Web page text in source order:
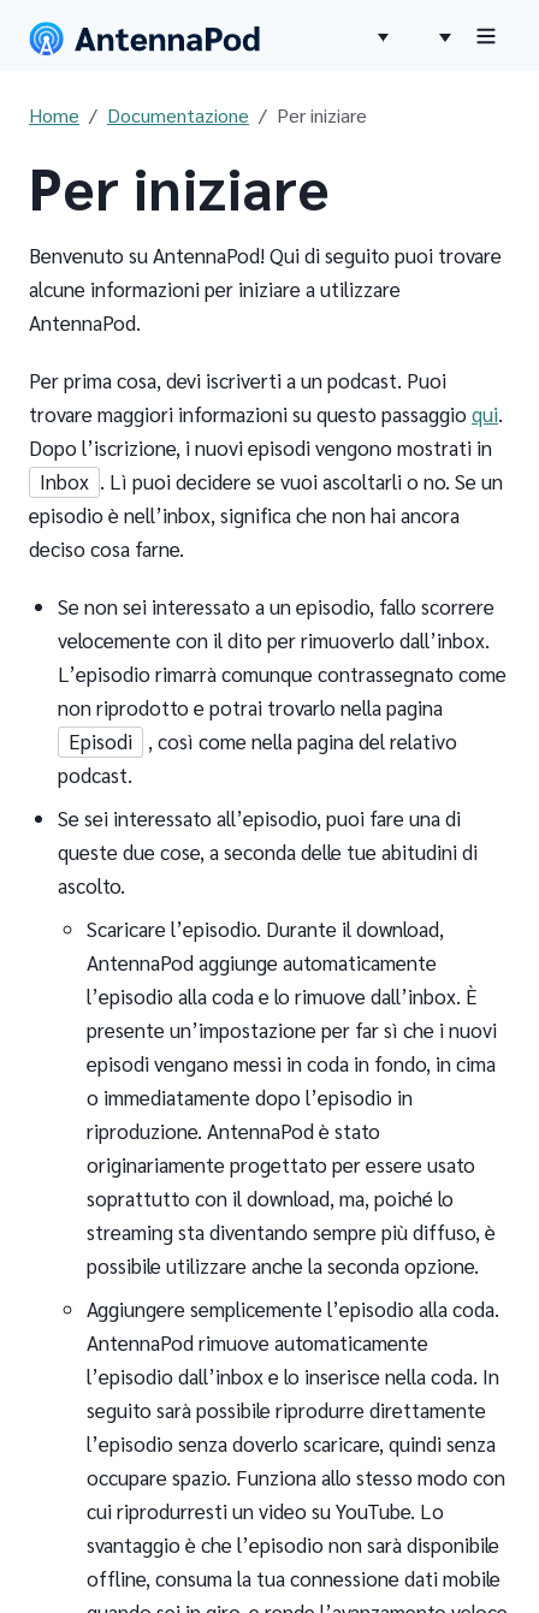
Home Documentazione Per iniziare
Per iniziare
Benvenuto su AntennaPod! Qui di seguito puoi trovare
alcune informazioni per iniziare a utilizzare
AntennaPod.
Per prima cosa, devi iscriverti a un podcast. Puoi
trovare maggiori informazioni su questo passaggioqui.
Dopo l’iscrizione, i nuovi episodi vengono mostrati in
Inbox . Lì puoi decidere se vuoi ascoltarli o no. Se un
episodio è nell’inbox, significa che non hai ancora
deciso cosa farne.
Se non sei interessato a un episodio, fallo scorrere
velocemente con il dito per rimuoverlo dall’inbox.
L’episodio rimarrà comunque contrassegnato come
non riprodotto e potrai trovarlo nella pagina
Episodi
, così come nella pagina del relativo
podcast.
Se sei interessato all’episodio, puoi fare una di
queste due cose, a seconda delle tue abitudini di
ascolto.
Scaricare l’episodio. Durante il download,
AntennaPod aggiunge automaticamente
l’episodio alla coda e lo rimuove dall’inbox. È
presente un’impostazione per far sì che i nuovi
episodi vengano messi in coda in fondo, in cima
o immediatamente dopo l’episodio in
riproduzione. AntennaPod è stato
originariamente progettato per essere usato
soprattutto con il download, ma, poiché lo
streaming sta diventando sempre più diffuso, è
possibile utilizzare anche la seconda opzione.
Aggiungere semplicemente l’episodio alla coda.
AntennaPod rimuove automaticamente
l’episodio dall’inbox e lo inserisce nella coda. In
seguito sarà possibile riprodurre direttamente
l’episodio senza doverlo scaricare, quindi senza
occupare spazio. Funziona allo stesso modo con
cui riprodurresti un video su YouTube. Lo
svantaggio è che l’episodio non sarà disponibile
offline, consuma la tua connessione dati mobile